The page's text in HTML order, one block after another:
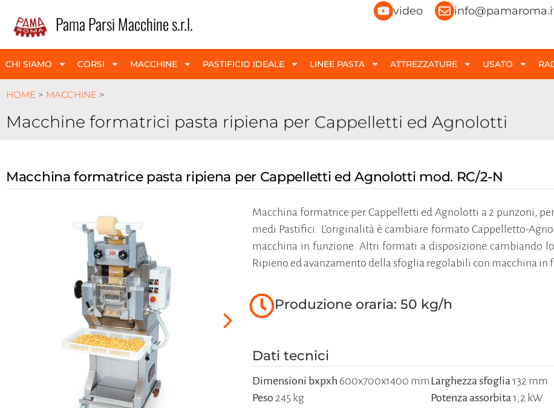
Pama Parsi Macchine s.r.l.
video
CHI SIAMO CORSI MACCHINE PASTIFICIO IDEALE LINEE PASTA ATTREZZATURE USATO
HOME > MACCHINE >
Macchine formatrici pasta ripiena per Cappelletti ed Agnolotti
Macchina formatrice pasta ripiena per Cappelletti ed Agnolotti mod. RC/2-N
Macchina formatrice per Cappelletti ed Agnolotti a 2 punzoni,
medi Pastifici. L’originalità è cambiare formato Cappelletto-
macchina in funzione. Altri formati a disposizione cambiando lo
Ripieno ed avanzamento della sfoglia regolabili con macchina in
Produzione oraria: 50 kg/h
Dati tecnici
Dimensioni bxpxh 600x700x1400 mm
Peso 245 kg
Larghezza sfoglia132 mm
Potenza assorbita1,2 kW